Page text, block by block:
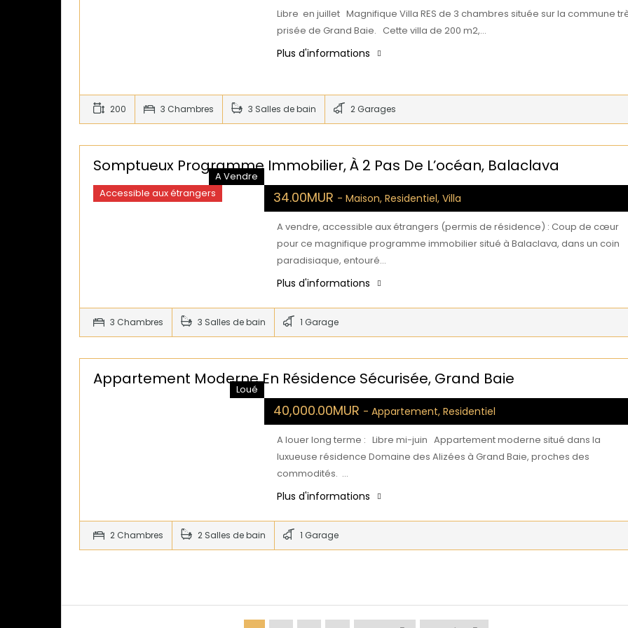
Libre en juillet Magnifique Villa RES de 3 chambres située sur la commune
prisée de Grand Baie. Cette villa de 200 m2,…
Plus d'informations
200 3 Chambres 3 Salles de bain 2 Garages
Somptueux Programme Immobilier, À 2 Pas De L’océan, Balaclava
Accessible aux étrangers
A Vendre
34.00MUR - Maison, Residentiel, Villa
A vendre, accessible aux étrangers (permis de résidence) : Coup de cœur
pour ce magnifique programme immobilier situé à Balaclava, dans un coin
paradisiaque, entouré…
Plus d'informations
3 Chambres 3 Salles de bain 1 Garage
Appartement Moderne En Résidence Sécurisée, Grand Baie
Loué
40,000.00MUR - Appartement, Residentiel
A louer long terme : Libre mi-juin Appartement moderne situé dans la
luxueuse résidence Domaine des Alizées à Grand Baie, proches des
commodités. …
Plus d'informations
2 Chambres 2 Salles de bain 1 Garage